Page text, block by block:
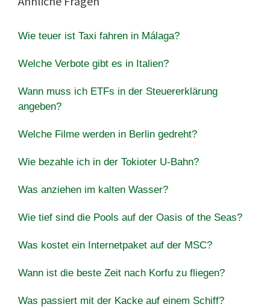
Wie teuer ist Taxi fahren in Málaga?
Welche Verbote gibt es in Italien?
Wann muss ich ETFs in der Steuererklärung
angeben?
Welche Filme werden in Berlin gedreht?
Wie bezahle ich in der Tokioter U-Bahn?
Was anziehen im kalten Wasser?
Wie tief sind die Pools auf der Oasis of the Seas?
Was kostet ein Internetpaket auf der MSC?
Wann ist die beste Zeit nach Korfu zu fliegen?
Was passiert mit der Kacke auf einem Schiff?